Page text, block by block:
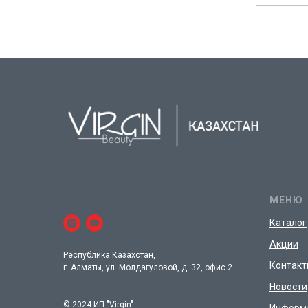
Республика Казахстан,
г. Алматы, ул. Молдагуловой, д. 32, офис 2
© 2024 ИП "Virgin"
МЕНЮ
Каталог
Акции
Новости